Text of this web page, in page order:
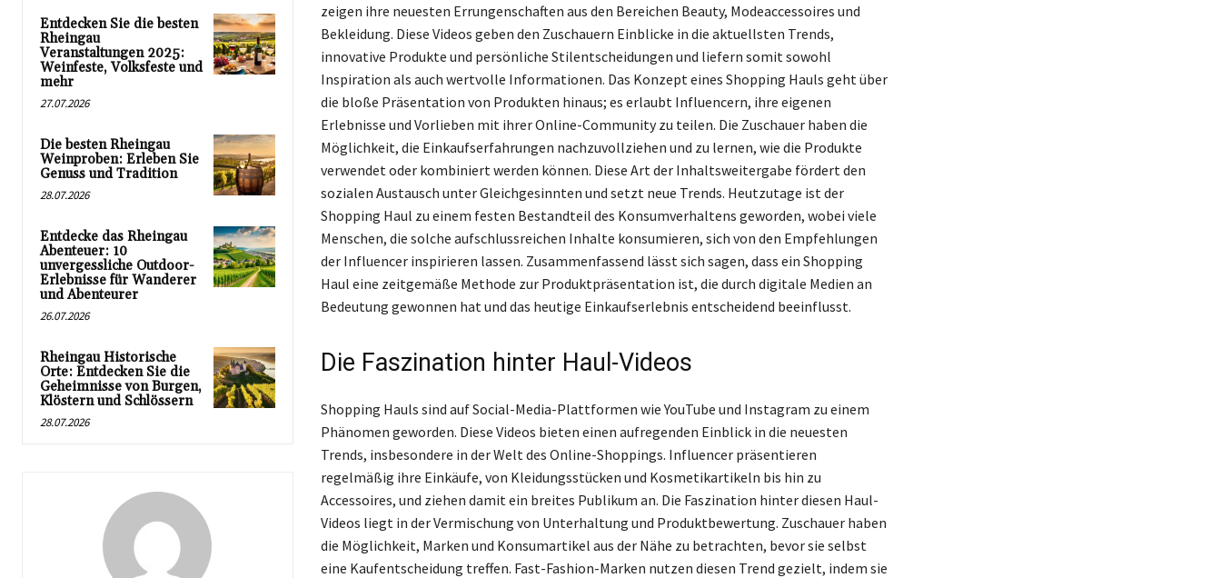
Entdecken Sie die besten
Rheingau
Veranstaltungen 2025:
Weinfeste, Volksfeste und
mehr
27.07.2026
Die besten Rheingau
Weinproben: Erleben Sie
Genuss und Tradition
28.07.2026
Entdecke das Rheingau
Abenteuer: 10
unvergessliche Outdoor-
Erlebnisse für Wanderer
und Abenteurer
26.07.2026
Rheingau Historische
Orte: Entdecken Sie die
Geheimnisse von Burgen,
Klöstern und Schlössern
28.07.2026
zeigen ihre neuesten Errungenschaften aus den Bereichen Beauty, Modeaccessoires und
Bekleidung. Diese Videos geben den Zuschauern Einblicke in die aktuellsten Trends,
innovative Produkte und persönliche Stilentscheidungen und liefern somit sowohl
Inspiration als auch wertvolle Informationen. Das Konzept eines Shopping Hauls geht über
die bloße Präsentation von Produkten hinaus; es erlaubt Influencern, ihre eigenen
Erlebnisse und Vorlieben mit ihrer Online-Community zu teilen. Die Zuschauer haben die
Möglichkeit, die Einkaufserfahrungen nachzuvollziehen und zu lernen, wie die Produkte
verwendet oder kombiniert werden können. Diese Art der Inhaltsweitergabe fördert den
sozialen Austausch unter Gleichgesinnten und setzt neue Trends. Heutzutage ist der
Shopping Haul zu einem festen Bestandteil des Konsumverhaltens geworden, wobei viele
Menschen, die solche aufschlussreichen Inhalte konsumieren, sich von den Empfehlungen
der Influencer inspirieren lassen. Zusammenfassend lässt sich sagen, dass ein Shopping
Haul eine zeitgemäße Methode zur Produktpräsentation ist, die durch digitale Medien an
Bedeutung gewonnen hat und das heutige Einkaufserlebnis entscheidend beeinflusst.
Die Faszination hinter Haul-Videos
Shopping Hauls sind auf Social-Media-Plattformen wie YouTube und Instagram zu einem
Phänomen geworden. Diese Videos bieten einen aufregenden Einblick in die neuesten
Trends, insbesondere in der Welt des Online-Shoppings. Influencer präsentieren
regelmäßig ihre Einkäufe, von Kleidungsstücken und Kosmetikartikeln bis hin zu
Accessoires, und ziehen damit ein breites Publikum an. Die Faszination hinter diesen Haul-
Videos liegt in der Vermischung von Unterhaltung und Produktbewertung. Zuschauer haben
die Möglichkeit, Marken und Konsumartikel aus der Nähe zu betrachten, bevor sie selbst
eine Kaufentscheidung treffen. Fast-Fashion-Marken nutzen diesen Trend gezielt, indem sie